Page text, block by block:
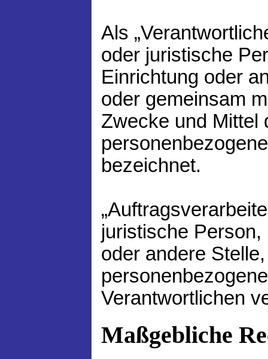
Als
oder juristische
Einrichtung oder
oder gemeinsam
Zwecke und Mittel
bezeichnet.
juristische
oder andere
Verantwortlichen
Maßgebliche